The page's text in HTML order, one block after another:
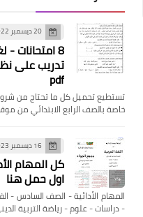
20 ديسمبر 2022
8 امتحانات
تدريب على
pdf
تستطيع تحميل كل ما تحتاج من
خاصة بالصف الرابع الابتدائي من
16 ديسمبر 2023
كل المهام
اول حمل هنا
المهام الأدائية - الصف السادس -
- دراسات - علوم - رياضة التربية